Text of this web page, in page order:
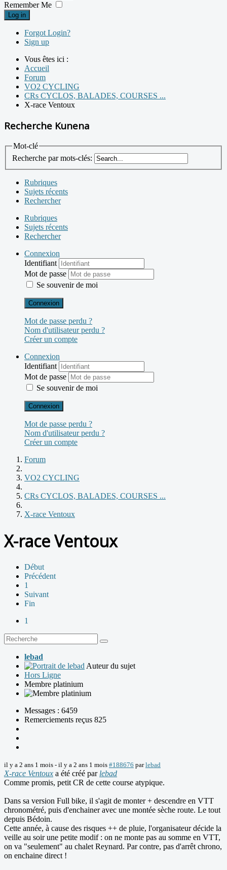
Remember Me
Log in
Forgot Login?
Sign up
Vous êtes ici :
Accueil
Forum
VO2 CYCLING
CRs CYCLOS, BALADES, COURSES ...
X-race Ventoux
Recherche Kunena
Mot-clé
Recherche par mots-clés:
Rubriques
Sujets récents
Rechercher
Rubriques
Sujets récents
Rechercher
Connexion
Identifiant
Mot de passe
Se souvenir de moi
Connexion
Mot de passe perdu ?
Nom d'utilisateur perdu ?
Créer un compte
Connexion
Identifiant
Mot de passe
Se souvenir de moi
Connexion
Mot de passe perdu ?
Nom d'utilisateur perdu ?
Créer un compte
Forum
VO2 CYCLING
CRs CYCLOS, BALADES, COURSES ...
X-race Ventoux
X-race Ventoux
Début
Précédent
1
Suivant
Fin
1
lebad
Auteur du sujet
Hors Ligne
Membre platinium
Messages : 6459
Remerciements reçus 825
il y a 2 ans 1 mois - il y a 2 ans 1 mois #188676 parlebad
X-race Ventoux a été créé par lebad
Comme promis, petit CR de cette course atypique.
Dans sa version Full bike, il s'agit de monter + descendre en VTT
chronométré, puis d'enchainer avec une montée sèche route. Le tout
depuis Bédoin.
Cette année, à cause des risques ++ de pluie, l'organisateur décide la
veille au soir une petite modif : on ne monte pas au somme en VTT,
on va "seulement" au chalet Reynard. Par contre, pas d'arrêt chrono,
on enchaine direct !